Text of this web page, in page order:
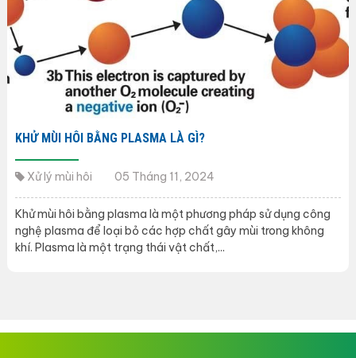
KHỬ MÙI HÔI BẰNG PLASMA LÀ GÌ?
Xử lý mùi hôi 05 Tháng 11, 2024
Khử mùi hôi bằng plasma là một phương pháp sử dụng công
nghệ plasma để loại bỏ các hợp chất gây mùi trong không
khí. Plasma là một trạng thái vật chất,...